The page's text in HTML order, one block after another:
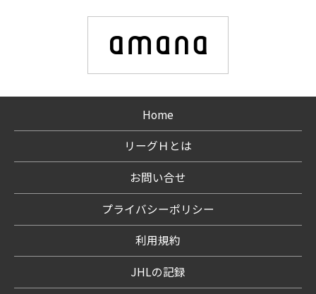
Home
リーグＨとは
お問い合せ
プライバシーポリシー
利用規約
JHLの記録